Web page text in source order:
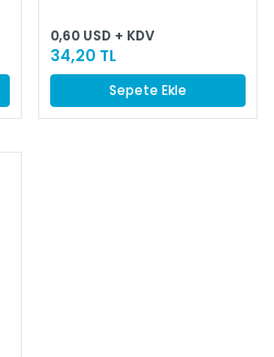
0,60 USD + KDV
34,20 TL
Sepete Ekle